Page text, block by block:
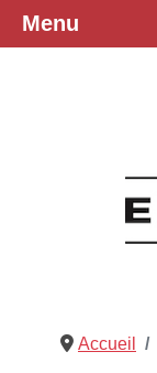
Accueil
Menu